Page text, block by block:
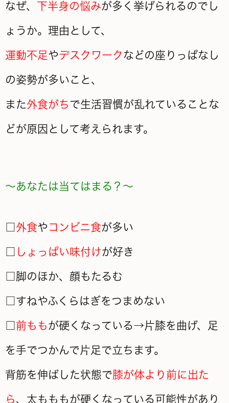
なぜ、 下半身の悩みが多く挙げられるのでし
ょうか。理由として、
運動不足やデスクワークなどの座りっぱなし
の姿勢が多いこと、
また外食がち で生活習慣が乱れていることな
どが原因として考えられます。
～あなたは当てはまる？～
外食や コンビニ食が多い
しょっぱい味付けが好き
□脚のほか、顔もたるむ
□すねやふくらはぎをつまめない
前ももが硬くなっている→片膝を曲げ、足
を手でつかんで片足で立ちます。
背筋を伸ばした状態で膝が体より前に出た
ら、太もももが硬くなっている可能性があり